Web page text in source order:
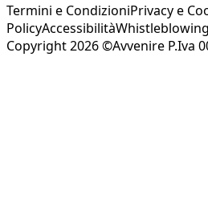
Termini e CondizioniPrivacy e
PolicyAccessibilitàWhistleblowing
Copyright 2026 ©Avvenire P.Iva